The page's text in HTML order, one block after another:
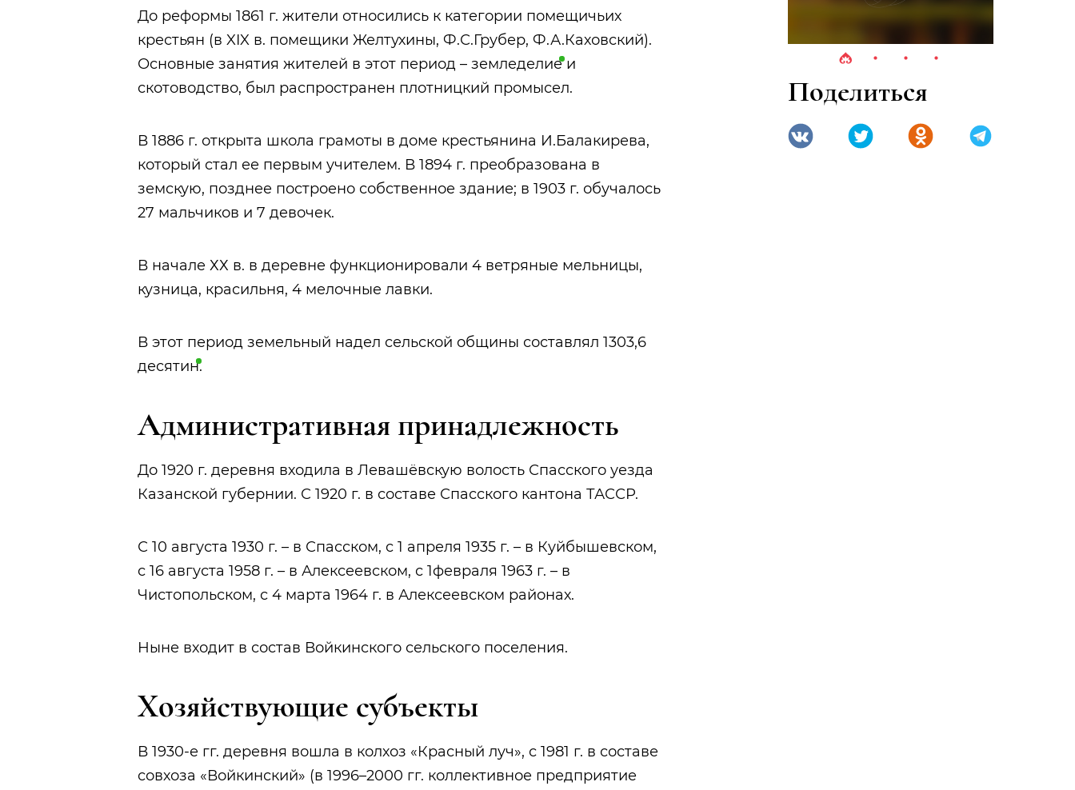
До реформы 1861 г. жители относились к категории помещичьих
крестьян (в XIX в. помещики Желтухины, Ф.С.Грубер, Ф.А.Каховский).
Основные занятия жителей в этот период – земледелиеи
скотоводство, был распространен плотницкий промысел.
В 1886 г. открыта школа грамоты в доме крестьянина И.Балакирева,
который стал ее первым учителем. В 1894 г. преобразована в
земскую, позднее построено собственное здание; в 1903 г. обучалось
27 мальчиков и 7 девочек.
В начале ХХ в. в деревне функционировали 4 ветряные мельницы,
кузница, красильня, 4 мелочные лавки.
В этот период земельный надел сельской общины составлял 1303,6
десятин.
Административная принадлежность
До 1920 г. деревня входила в Левашёвскую волость Спасского уезда
Казанской губернии. С 1920 г. в составе Спасского кантона ТАССР.
С 10 августа 1930 г. – в Спасском, с 1 апреля 1935 г. – в Куйбышевском,
с 16 августа 1958 г. – в Алексеевском, с 1февраля 1963 г. – в
Чистопольском, с 4 марта 1964 г. в Алексеевском районах.
Ныне входит в состав Войкинского сельского поселения.
Хозяйствующие субъекты
В 1930-е гг. деревня вошла в колхоз «Красный луч», с 1981 г. в составе
совхоза «Войкинский» (в 1996–2000 гг. коллективное предприятие
Поделиться